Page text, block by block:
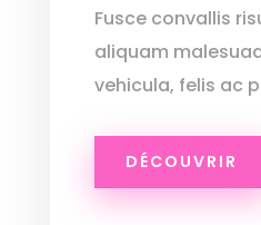
Fusce convallis
aliquam
vehicula, felis ac
DÉCOUVRIR